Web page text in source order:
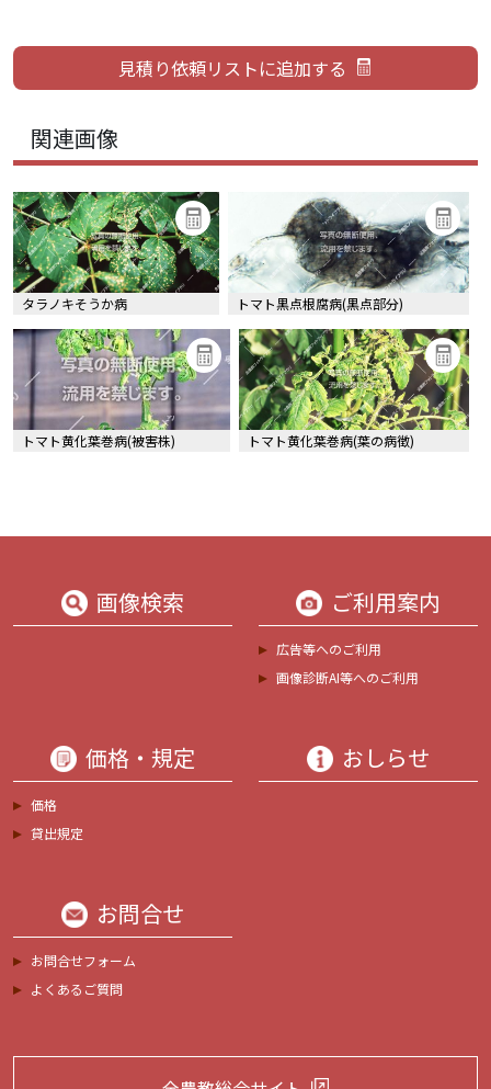
関連画像
タラノキそうか病 トマト黒点根腐病(黒点部分)
トマト黄化葉巻病(被害株) トマト黄化葉巻病(葉の病徴)
画像検索 ご利用案内
広告等へのご利用
画像診断AI等へのご利用
価格・規定
価格
貸出規定
おしらせ
お問合せ
お問合せフォーム
よくあるご質問